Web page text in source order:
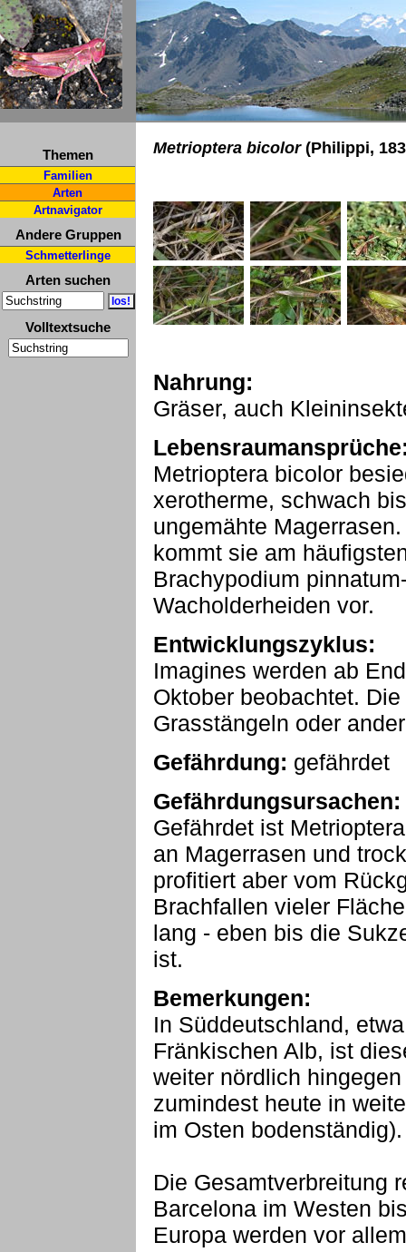
Themen
Familien
Arten
Artnavigator
Andere Gruppen
Schmetterlinge
Arten suchen
Volltextsuche
Metrioptera bicolor(Philippi,
Nahrung:
Gräser, auch
Metrioptera bicolor
xerotherme, schwach
ungemähte
kommt sie am
Brachypodium
Wacholderheiden vor.
Entwicklungszyklus:
Imagines werden ab
Oktober beobachtet.
Grasstängeln oder
Gefährdung: gefährdet
Gefährdungsursachen:
Gefährdet ist
an Magerrasen und
profitiert aber vom
Brachfallen vieler
lang - eben bis die
ist.
Bemerkungen:
In Süddeutschland,
Fränkischen Alb, ist
weiter nördlich
zumindest heute in
im Osten bodenständig).
Die Gesamtverbreitung
Barcelona im Westen
Europa werden vor